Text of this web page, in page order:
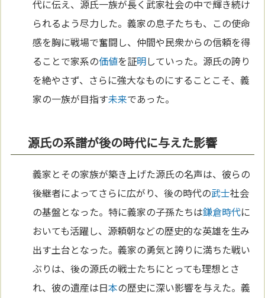
代に伝え、源氏一族が長く武家社会の中で輝き続け
られるよう尽力した。義家の息子たちも、この使命
感を胸に戦場で奮闘し、仲間や民衆からの信頼を得
ることで家系の価値を証明していった。源氏の誇り
を絶やさず、さらに強大なものにすることこそ、義
家の一族が目指す未来であった。
源氏の系譜が後の時代に与えた影響
義家とその家族が築き上げた源氏の名声は、彼らの
後継者によってさらに広がり、後の時代の武士社会
の基盤となった。特に義家の子孫たちは鎌倉時代に
おいても活躍し、源頼朝などの歴史的な英雄を生み
出す土台となった。義家の勇気と誇りに満ちた戦い
ぶりは、後の源氏の戦士たちにとっても理想とさ
れ、彼の遺産は日本の歴史に深い影響を与えた。義